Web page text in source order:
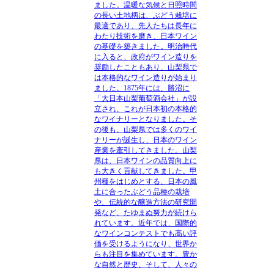
ました。温暖な気候と日照時間
の長い土地柄は、ぶどう栽培に
最適であり、先人たちは長年に
わたり技術を磨き、日本ワイン
の基礎を築きました。明治時代
に入ると、政府がワイン造りを
奨励したこともあり、山梨県で
は本格的なワイン造りが始まり
ました。1875年には、勝沼に
「大日本山梨葡萄酒会社」が設
立され、これが日本初の本格的
なワイナリーとなりました。そ
の後も、山梨県では多くのワイ
ナリーが誕生し、日本のワイン
産業を牽引してきました。山梨
県は、日本ワインの品質向上に
も大きく貢献してきました。甲
州種をはじめとする、日本の風
土に合ったぶどう品種の栽培
や、伝統的な醸造方法の研究開
発など、たゆまぬ努力が続けら
れています。近年では、国際的
なワインコンテストでも高い評
価を受けるようになり、世界か
らも注目を集めています。豊か
な自然と歴史、そして、人々の